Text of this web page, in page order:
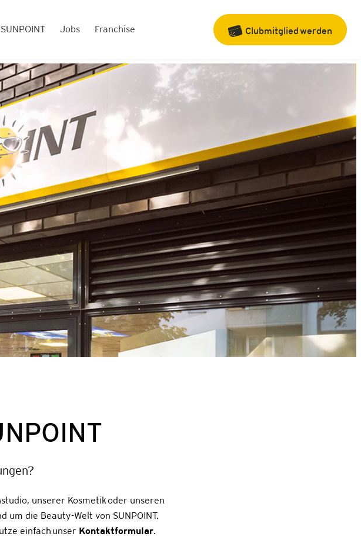
Jobs Franchise Clubmitgliedwerden
unserer Kosmetik oder unseren
die Beauty-Welt von SUNPOINT.
einfach unser Kontaktformular.